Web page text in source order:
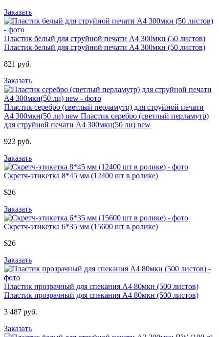
Заказать
Пластик белый для струйной печати А4 300мкн (50 листов)
Пластик белый для струйной печати А4 300мкн (50 листов)
821 руб.
Заказать
Пластик серебро (светлый перламутр) для струйной печати
А4 300мкн(50 ли) new Пластик серебро (светлый перламутр)
для струйной печати А4 300мкн(50 ли) new
923 руб.
Заказать
Скретч-этикетка 8*45 мм (12400 шт в ролике)
$26
Заказать
Скретч-этикетка 6*35 мм (15600 шт в ролике)
$26
Заказать
Пластик прозрачный для спекания А4 80мкн (500 листов)
Пластик прозрачный для спекания А4 80мкн (500 листов)
3 487 руб.
Заказать